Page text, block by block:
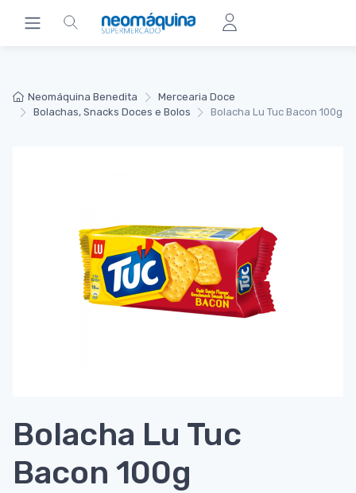
Neomáquina Benedita
Mercearia Doce
Bolachas, Snacks Doces e Bolos
Bolacha Lu Tuc Bacon 100g
Bolacha Lu Tuc
Bacon 100g